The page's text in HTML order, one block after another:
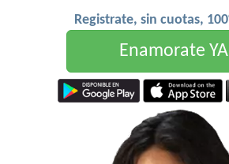
Registrate, sin cuotas,
Enamorate